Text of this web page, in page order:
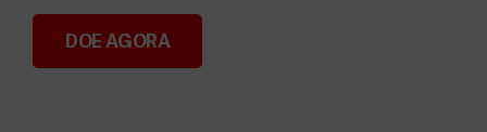
Angarie Fundos para a MSF
DOE AGORA